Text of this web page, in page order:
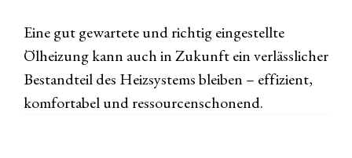
Eine gut gewartete und richtig eingestellte
Ölheizung kann auch in Zukunft ein verlässlicher
Bestandteil des Heizsystems bleiben – effizient,
komfortabel und ressourcenschonend.